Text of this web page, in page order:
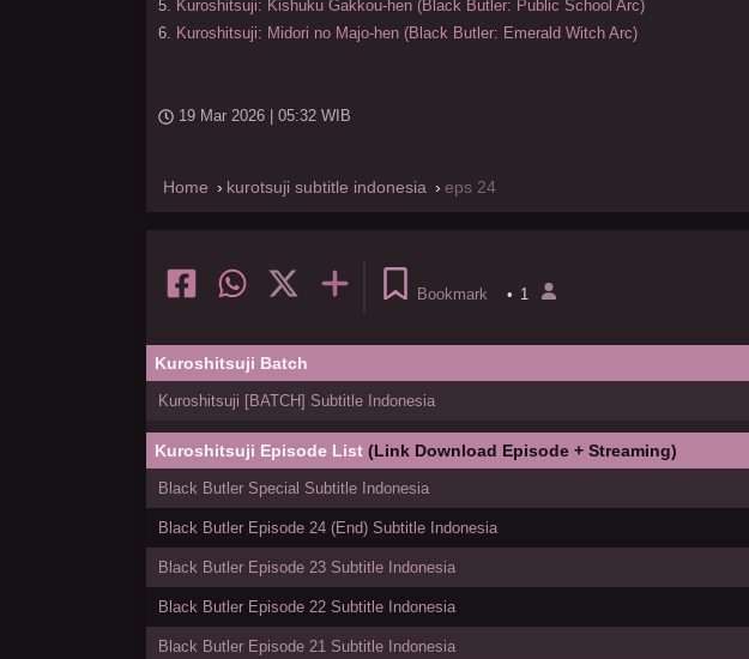
5. Kuroshitsuji: Kishuku Gakkou-hen (Black Butler: Public School Arc)
6. Kuroshitsuji: Midori no Majo-hen (Black Butler: Emerald Witch Arc)
19 Mar 2026 | 05:32 WIB
Home kurotsuji subtitle indonesia eps 24
Bookmark • 1
Kuroshitsuji Batch
Kuroshitsuji [BATCH] Subtitle Indonesia
Kuroshitsuji Episode List (Link Download Episode + Streaming)
Black Butler Special Subtitle Indonesia
Black Butler Episode 24 (End) Subtitle Indonesia
Black Butler Episode 23 Subtitle Indonesia
Black Butler Episode 22 Subtitle Indonesia
Black Butler Episode 21 Subtitle Indonesia